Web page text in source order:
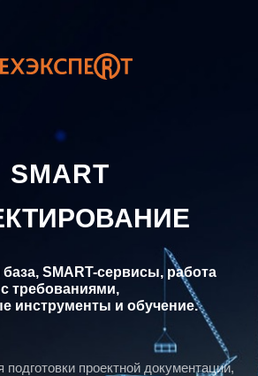
SMART
SMART-сервисы, работа
с требованиями,
инструменты и обучение.
проектной документации,